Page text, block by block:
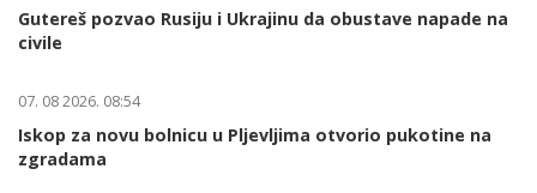
Gutereš pozvao Rusiju i Ukrajinu da obustave napade na
civile
07. 08 2026. 08:54
Iskop za novu bolnicu u Pljevljima otvorio pukotine na
zgradama